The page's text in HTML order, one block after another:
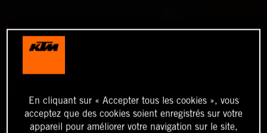
En cliquant sur « Accepter tous les cookies », vous
acceptez que des cookies soient enregistrés sur votre
appareil pour améliorer votre navigation sur le site,